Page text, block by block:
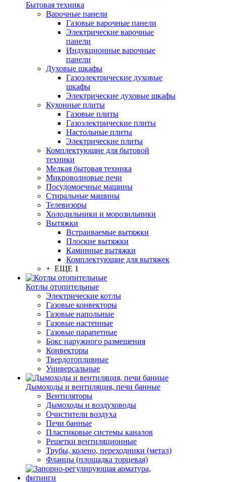
Бытовая техника
Варочные панели
Газовые варочные панели
Электрические варочные
панели
Индукционные варочные
панели
Духовые шкафы
Газоэлектрические духовые
шкафы
Электрические духовые шкафы
Кухонные плиты
Газовые плиты
Газоэлектрические плиты
Настольные плиты
Электрические плиты
Комплектующие для бытовой
техники
Мелкая бытовая техника
Микроволновые печи
Посудомоечные машины
Стиральные машины
Телевизоры
Холодильники и морозильники
Вытяжки
Встраиваемые вытяжки
Плоские вытяжки
Каминные вытяжки
Комплектующие для вытяжек
+ ЕЩЕ 1
Котлы отопительные
Электрические котлы
Газовые конвекторы
Газовые напольные
Газовые настенные
Газовые парапетные
Бокс наружного размещения
Конвекторы
Твердотопливные
Универсальные
Дымоходы и вентиляция, печи банные
Вентиляторы
Дымоходы и воздуховоды
Очистители воздуха
Печи банные
Пластиковые системы каналов
Решетки вентиляционные
Трубы, колено, переходники (метал)
Фланцы (площадка торцевая)